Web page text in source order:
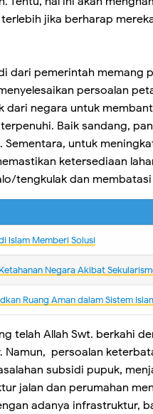
jika berharap
dari pemerintah memang
persoalan
dari negara untuk
Baik sandang,
untuk
ketersediaan
tengkulak dan
lslam Memberi Solusi
Negara Akibat
Ruang Aman dalam Sistem
telah Allah Swt. berkahi
Namun, persoalan
subsidi pupuk,
jalan dan perumahan
adanya infrastruktur,